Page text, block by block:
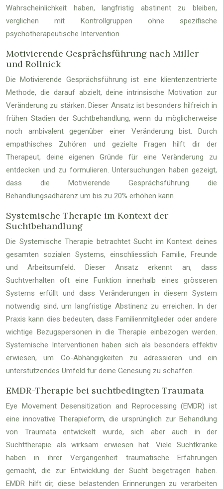
Wahrscheinlichkeit haben, langfristig abstinent zu bleiben,
verglichen mit Kontrollgruppen ohne spezifische
psychotherapeutische Intervention.
Motivierende Gesprächsführung nach Miller
und Rollnick
Die Motivierende Gesprächsführung ist eine klientenzentrierte
Methode, die darauf abzielt, deine intrinsische Motivation zur
Veränderung zu stärken. Dieser Ansatz ist besonders hilfreich in
frühen Stadien der Suchtbehandlung, wenn du möglicherweise
noch ambivalent gegenüber einer Veränderung bist. Durch
empathisches Zuhören und gezielte Fragen hilft dir der
Therapeut, deine eigenen Gründe für eine Veränderung zu
entdecken und zu formulieren. Untersuchungen haben gezeigt,
dass die Motivierende Gesprächsführung die
Behandlungsadhärenz um bis zu 20% erhöhen kann.
Systemische Therapie im Kontext der
Suchtbehandlung
Die Systemische Therapie betrachtet Sucht im Kontext deines
gesamten sozialen Systems, einschliesslich Familie, Freunde
und Arbeitsumfeld. Dieser Ansatz erkennt an, dass
Suchtverhalten oft eine Funktion innerhalb eines grösseren
Systems erfüllt und dass Veränderungen in diesem System
notwendig sind, um langfristige Abstinenz zu erreichen. In der
Praxis kann dies bedeuten, dass Familienmitglieder oder andere
wichtige Bezugspersonen in die Therapie einbezogen werden.
Systemische Interventionen haben sich als besonders effektiv
erwiesen, um Co-Abhängigkeiten zu adressieren und ein
unterstützendes Umfeld für deine Genesung zu schaffen.
EMDR-Therapie bei suchtbedingten Traumata
Eye Movement Desensitization and Reprocessing (EMDR) ist
eine innovative Therapieform, die ursprünglich zur Behandlung
von Traumata entwickelt wurde, sich aber auch in der
Suchttherapie als wirksam erwiesen hat. Viele Suchtkranke
haben in ihrer Vergangenheit traumatische Erfahrungen
gemacht, die zur Entwicklung der Sucht beigetragen haben.
EMDR hilft dir, diese belastenden Erinnerungen zu verarbeiten